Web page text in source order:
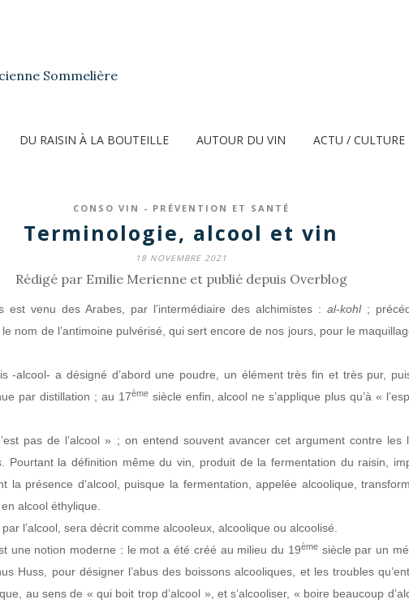
DU RAISIN À LA BOUTEILLE AUTOUR DU VIN ACTU / CULTURE
CONSO VIN - PRÉVENTION ET SANTÉ
Terminologie, alcool et vin
18 NOVEMBRE 2021
Rédigé par Emilie Merienne et publié depuis Overblog
est venu des Arabes, par l’intermédiaire des alchimistes : al-kohl;
le nom de l’antimoine pulvérisé, qui sert encore de nos jours, pour le
-alcool- a désigné d’abord une poudre, un élément très fin et très pur,
par distillation ; au 17èmesiècle enfin, alcool ne s’applique plus qu’à «
pas de l’alcool » ; on entend souvent avancer cet argument contre les
Pourtant la définition même du vin, produit de la fermentation du raisin,
la présence d’alcool, puisque la fermentation, appelée alcoolique,
alcool éthylique.
l’alcool, sera décrit comme alcooleux, alcoolique ou alcoolisé.
une notion moderne : le mot a été créé au milieu du 19èmesiècle par un
Huss, pour désigner l’abus des boissons alcooliques, et les troubles
au sens de « qui boit trop d’alcool », et s’alcooliser, « boire beaucoup